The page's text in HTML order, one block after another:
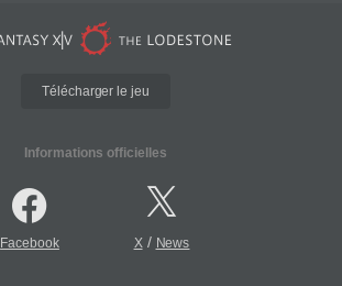
Télécharger le jeu
Informations officielles
Facebook X/ News